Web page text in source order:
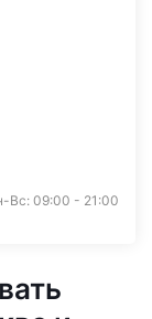
Вс: 09:00 - 21:00